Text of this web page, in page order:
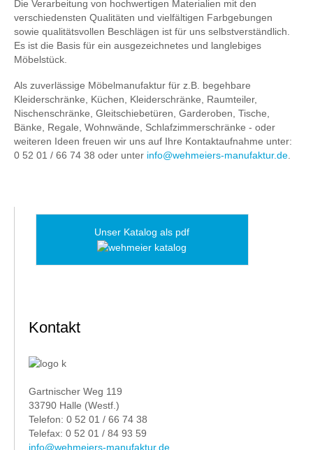
Die Verarbeitung von hochwertigen Materialien mit den
verschiedensten Qualitäten und vielfältigen Farbgebungen
sowie qualitätsvollen Beschlägen ist für uns selbstverständlich.
Es ist die Basis für ein ausgezeichnetes und langlebiges
Möbelstück.
Als zuverlässige Möbelmanufaktur für z.B. begehbare
Kleiderschränke, Küchen, Kleiderschränke, Raumteiler,
Nischenschränke, Gleitschiebetüren, Garderoben, Tische,
Bänke, Regale, Wohnwände, Schlafzimmerschränke - oder
weiteren Ideen freuen wir uns auf Ihre Kontaktaufnahme unter:
0 52 01 / 66 74 38 oder unter info@wehmeiers-manufaktur.de.
Unser Katalog als pdf
Kontakt
Gartnischer Weg 119
33790 Halle (Westf.)
Telefon: 0 52 01 / 66 74 38
Telefax: 0 52 01 / 84 93 59
info@wehmeiers-manufaktur.de